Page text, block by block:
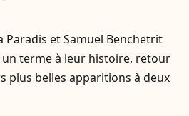
Paradis et Samuel Benchetrit
terme à leur histoire, retour
plus belles apparitions à deux